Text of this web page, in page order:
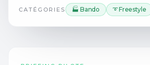
CATÉGORIES 🏭 Bando ➰ Freestyle